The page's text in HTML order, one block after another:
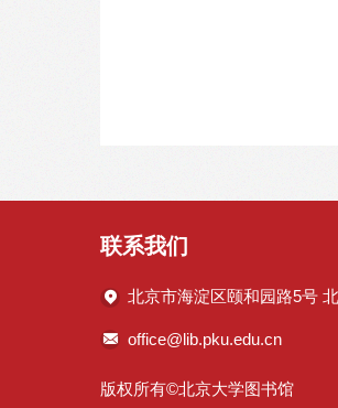
图书
联系我们
北京市海淀区颐和园路5号
office@lib.pku.edu.cn
版权所有©北京大学图书馆